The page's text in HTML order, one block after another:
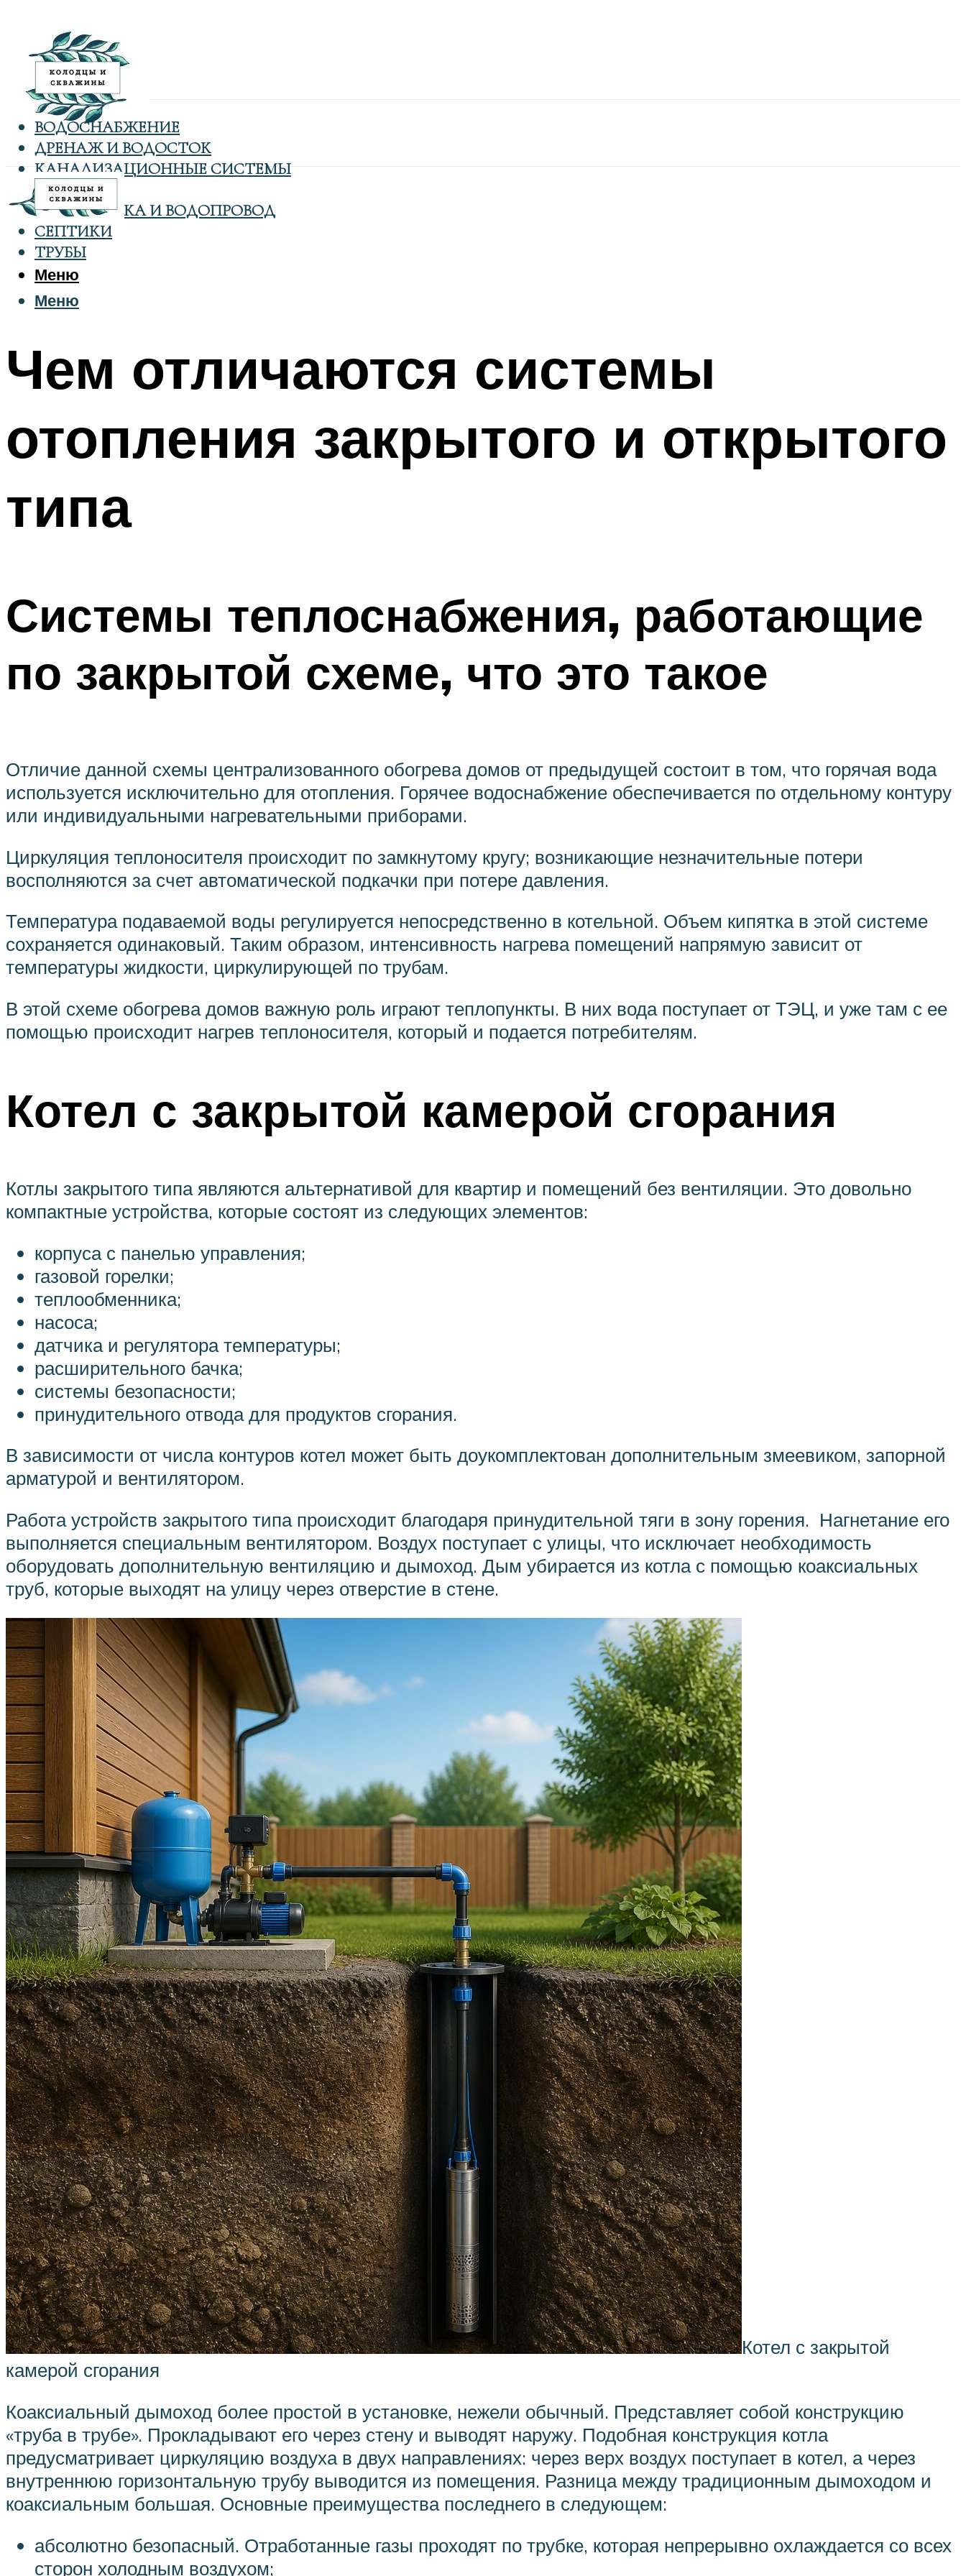
ВОДОСНАБЖЕНИЕ
ДРЕНАЖ И ВОДОСТОК
КАНАЛИЗАЦИОННЫЕ СИСТЕМЫ
КОЛОДЦЫ
САНТЕХНИКА И ВОДОПРОВОД
СЕПТИКИ
ТРУБЫ
Меню
Меню
Чем отличаются системы
отопления закрытого и открытого
типа
Системы теплоснабжения, работающие
по закрытой схеме, что это такое
Отличие данной схемы централизованного обогрева домов от предыдущей состоит в том, что горячая вода
используется исключительно для отопления. Горячее водоснабжение обеспечивается по отдельному контуру
или индивидуальными нагревательными приборами.
Циркуляция теплоносителя происходит по замкнутому кругу; возникающие незначительные потери
восполняются за счет автоматической подкачки при потере давления.
Температура подаваемой воды регулируется непосредственно в котельной. Объем кипятка в этой системе
сохраняется одинаковый. Таким образом, интенсивность нагрева помещений напрямую зависит от
температуры жидкости, циркулирующей по трубам.
В этой схеме обогрева домов важную роль играют теплопункты. В них вода поступает от ТЭЦ, и уже там с ее
помощью происходит нагрев теплоносителя, который и подается потребителям.
Котел с закрытой камерой сгорания
Котлы закрытого типа являются альтернативой для квартир и помещений без вентиляции. Это довольно
компактные устройства, которые состоят из следующих элементов:
корпуса с панелью управления;
газовой горелки;
теплообменника;
насоса;
датчика и регулятора температуры;
расширительного бачка;
системы безопасности;
принудительного отвода для продуктов сгорания.
В зависимости от числа контуров котел может быть доукомплектован дополнительным змеевиком, запорной
арматурой и вентилятором.
Работа устройств закрытого типа происходит благодаря принудительной тяги в зону горения. Нагнетание его
выполняется специальным вентилятором. Воздух поступает с улицы, что исключает необходимость
оборудовать дополнительную вентиляцию и дымоход. Дым убирается из котла с помощью коаксиальных
труб, которые выходят на улицу через отверстие в стене.
Котел с закрытой
камерой сгорания
Коаксиальный дымоход более простой в установке, нежели обычный. Представляет собой конструкцию
«труба в трубе». Прокладывают его через стену и выводят наружу. Подобная конструкция котла
предусматривает циркуляцию воздуха в двух направлениях: через верх воздух поступает в котел, а через
внутреннюю горизонтальную трубу выводится из помещения. Разница между традиционным дымоходом и
коаксиальным большая. Основные преимущества последнего в следующем:
абсолютно безопасный. Отработанные газы проходят по трубке, которая непрерывно охлаждается со всех
сторон холодным воздухом;